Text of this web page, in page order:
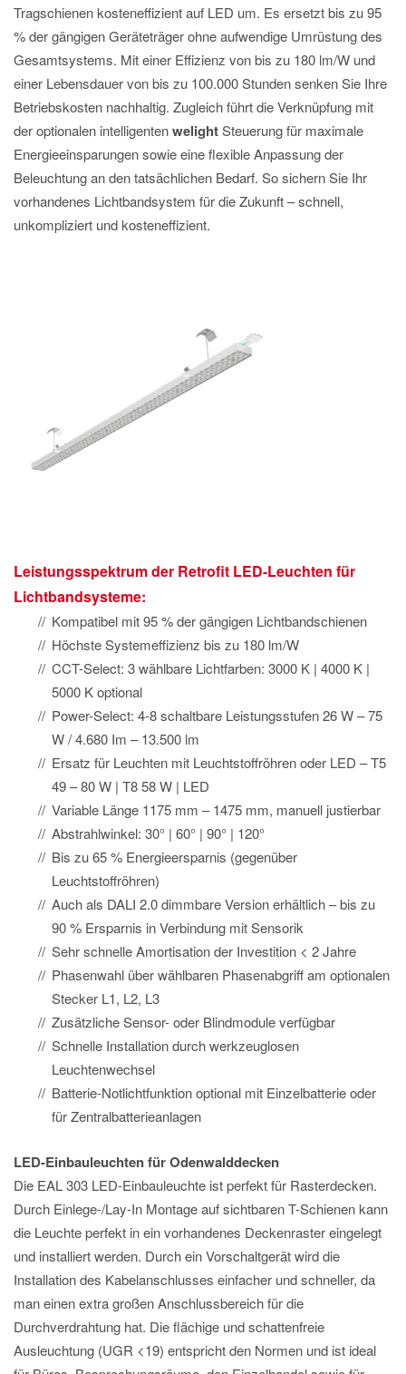
Tragschienen kosteneffizient auf LED um. Es ersetzt bis zu 95
% der gängigen Geräteträger ohne aufwendige Umrüstung des
Gesamtsystems. Mit einer Effizienz von bis zu 180 lm/W und
einer Lebensdauer von bis zu 100.000 Stunden senken Sie Ihre
Betriebskosten nachhaltig. Zugleich führt die Verknüpfung mit
der optionalen intelligentenwelightSteuerung für maximale
Energieeinsparungen sowie eine flexible Anpassung der
Beleuchtung an den tatsächlichen Bedarf. So sichern Sie Ihr
vorhandenes Lichtbandsystem für die Zukunft – schnell,
unkompliziert und kosteneffizient.
Leistungsspektrum der Retrofit LED-Leuchten für
Lichtbandsysteme:
Kompatibel mit 95 % der gängigen Lichtbandschienen
Höchste Systemeffizienz bis zu 180 lm/W
CCT-Select: 3 wählbare Lichtfarben: 3000 K | 4000 K |
5000 K optional
Power-Select: 4-8 schaltbare Leistungsstufen 26 W – 75
W / 4.680 Im – 13.500 lm
Ersatz für Leuchten mit Leuchtstoffröhren oder LED – T5
49 – 80 W | T8 58 W | LED
Variable Länge 1175 mm – 1475 mm, manuell justierbar
Abstrahlwinkel: 30° | 60° | 90° | 120°
Bis zu 65 % Energieersparnis (gegenüber
Leuchtstoffröhren)
Auch als DALI 2.0 dimmbare Version erhältlich – bis zu
90 % Ersparnis in Verbindung mit Sensorik
Sehr schnelle Amortisation der Investition < 2 Jahre
Phasenwahl über wählbaren Phasenabgriff am optionalen
Stecker L1, L2, L3
Zusätzliche Sensor- oder Blindmodule verfügbar
Schnelle Installation durch werkzeuglosen
Leuchtenwechsel
Batterie-Notlichtfunktion optional mit Einzelbatterie oder
für Zentralbatterieanlagen
LED-Einbauleuchten für Odenwalddecken
Die EAL 303 LED-Einbauleuchte ist perfekt für Rasterdecken.
Durch Einlege-/Lay-In Montage auf sichtbaren T-Schienen kann
die Leuchte perfekt in ein vorhandenes Deckenraster eingelegt
und installiert werden. Durch ein Vorschaltgerät wird die
Installation des Kabelanschlusses einfacher und schneller, da
man einen extra großen Anschlussbereich für die
Durchverdrahtung hat. Die flächige und schattenfreie
Ausleuchtung (UGR <19) entspricht den Normen und ist ideal